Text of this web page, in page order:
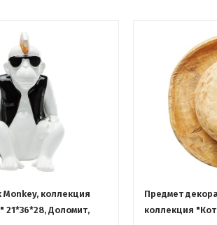
коллекция
21*36*28, Доломит,
Предмет
коллекция